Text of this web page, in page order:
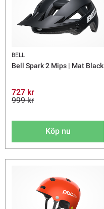
BELL
Bell Spark 2 Mips | Mat Black
727 kr
999 kr
Köp nu